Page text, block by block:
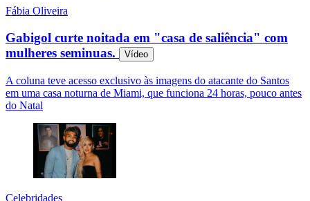
Fábia Oliveira
Gabigol curte noitada em "casa de saliência" com
mulheres seminuas.
Vídeo
A coluna teve acesso exclusivo às imagens do atacante do Santos
em uma casa noturna de Miami, que funciona 24 horas, pouco antes
do Natal
Celebridades